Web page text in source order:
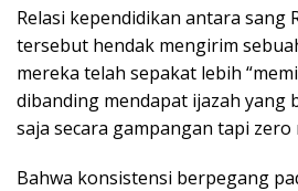
Relasi kependidikan antara sang
tersebut hendak mengirim
mereka telah sepakat lebih
dibanding mendapat ijazah yang
saja secara gampangan tapi
Bahwa konsistensi berpegang